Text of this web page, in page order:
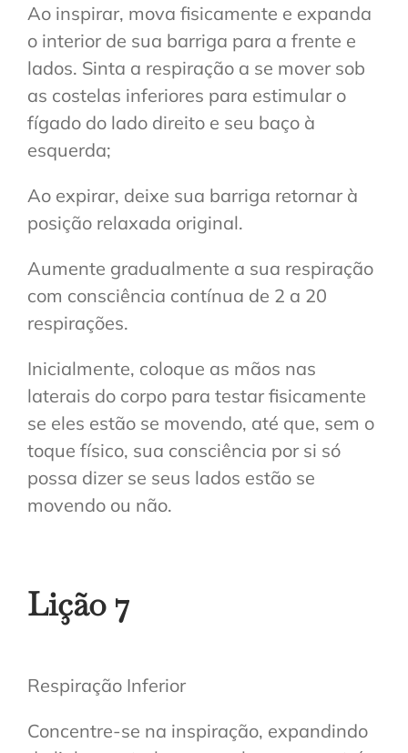
Ao inspirar, mova fisicamente e expanda
o interior de sua barriga para a frente e
lados. Sinta a respiração a se mover sob
as costelas inferiores para estimular o
fígado do lado direito e seu baço à
esquerda;
Ao expirar, deixe sua barriga retornar à
posição relaxada original.
Aumente gradualmente a sua respiração
com consciência contínua de 2 a 20
respirações.
Inicialmente, coloque as mãos nas
laterais do corpo para testar fisicamente
se eles estão se movendo, até que, sem o
toque físico, sua consciência por si só
possa dizer se seus lados estão se
movendo ou não.
Lição 7
Respiração Inferior
Concentre-se na inspiração, expandindo